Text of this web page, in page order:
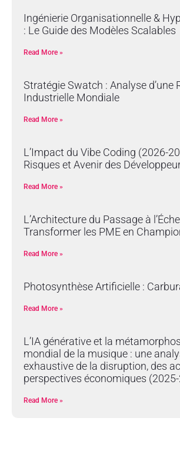
Ingénierie Organisationnelle &
: Le Guide des Modèles Scalables
Read More »
Stratégie Swatch : Analyse d’une
Industrielle Mondiale
Read More »
L’Impact du Vibe Coding (2026-
Risques et Avenir des
Read More »
L’Architecture du Passage à
Transformer les PME en
Read More »
Photosynthèse Artificielle :
Read More »
L’IA générative et la
mondial de la musique : une
exhaustive de la disruption, des
perspectives économiques
Read More »